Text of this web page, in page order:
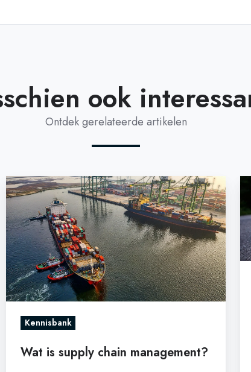
ook
Ontdek gerelateerde artikelen
Wat
is
supply
chain
management?
Kennisbank
Wat is supply chain management?